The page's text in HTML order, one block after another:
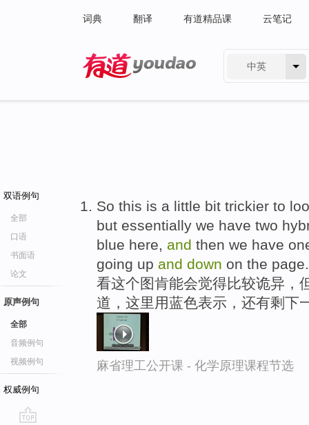
词典 翻译 有道精品课 云笔记
中英
双语例句
全部
口语
书面语
论文
原声例句
全部
音频例句
视频例句
权威例句
So this is a little bit trickier to
but essentially we have two
blue here, and then we have
going up and down on the page.
看这个图肯能会觉得比较诡异，
道，这里用蓝色表示，还有剩下
麻省理工公开课 - 化学原理课程节选